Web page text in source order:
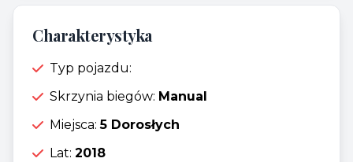
Charakterystyka
Typ pojazdu:
Skrzynia biegów: Manual
Miejsca:5 Dorosłych
Lat: 2018